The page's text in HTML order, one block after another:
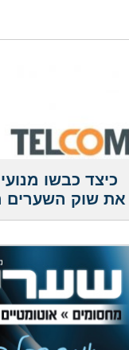
כיצד כבשו
את שוק השערים